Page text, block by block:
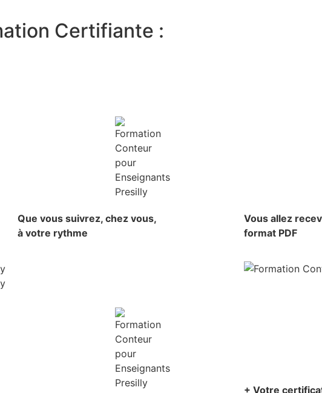
Certifiante :
Que vous suivrez, chez vous,
à votre rythme
Vous allez
format PDF
+ Votre